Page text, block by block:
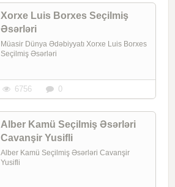
Xorxe Luis Borxes Seçilmiş
Əsərləri
Müasir Dünya Ədəbiyyatı Xorxe Luis Borxes
Seçilmiş Əsərləri
6756 0
Alber Kamü Seçilmiş Əsərləri
Cavanşir Yusifli
Alber Kamü Seçilmiş Əsərləri Cavanşir
Yusifli